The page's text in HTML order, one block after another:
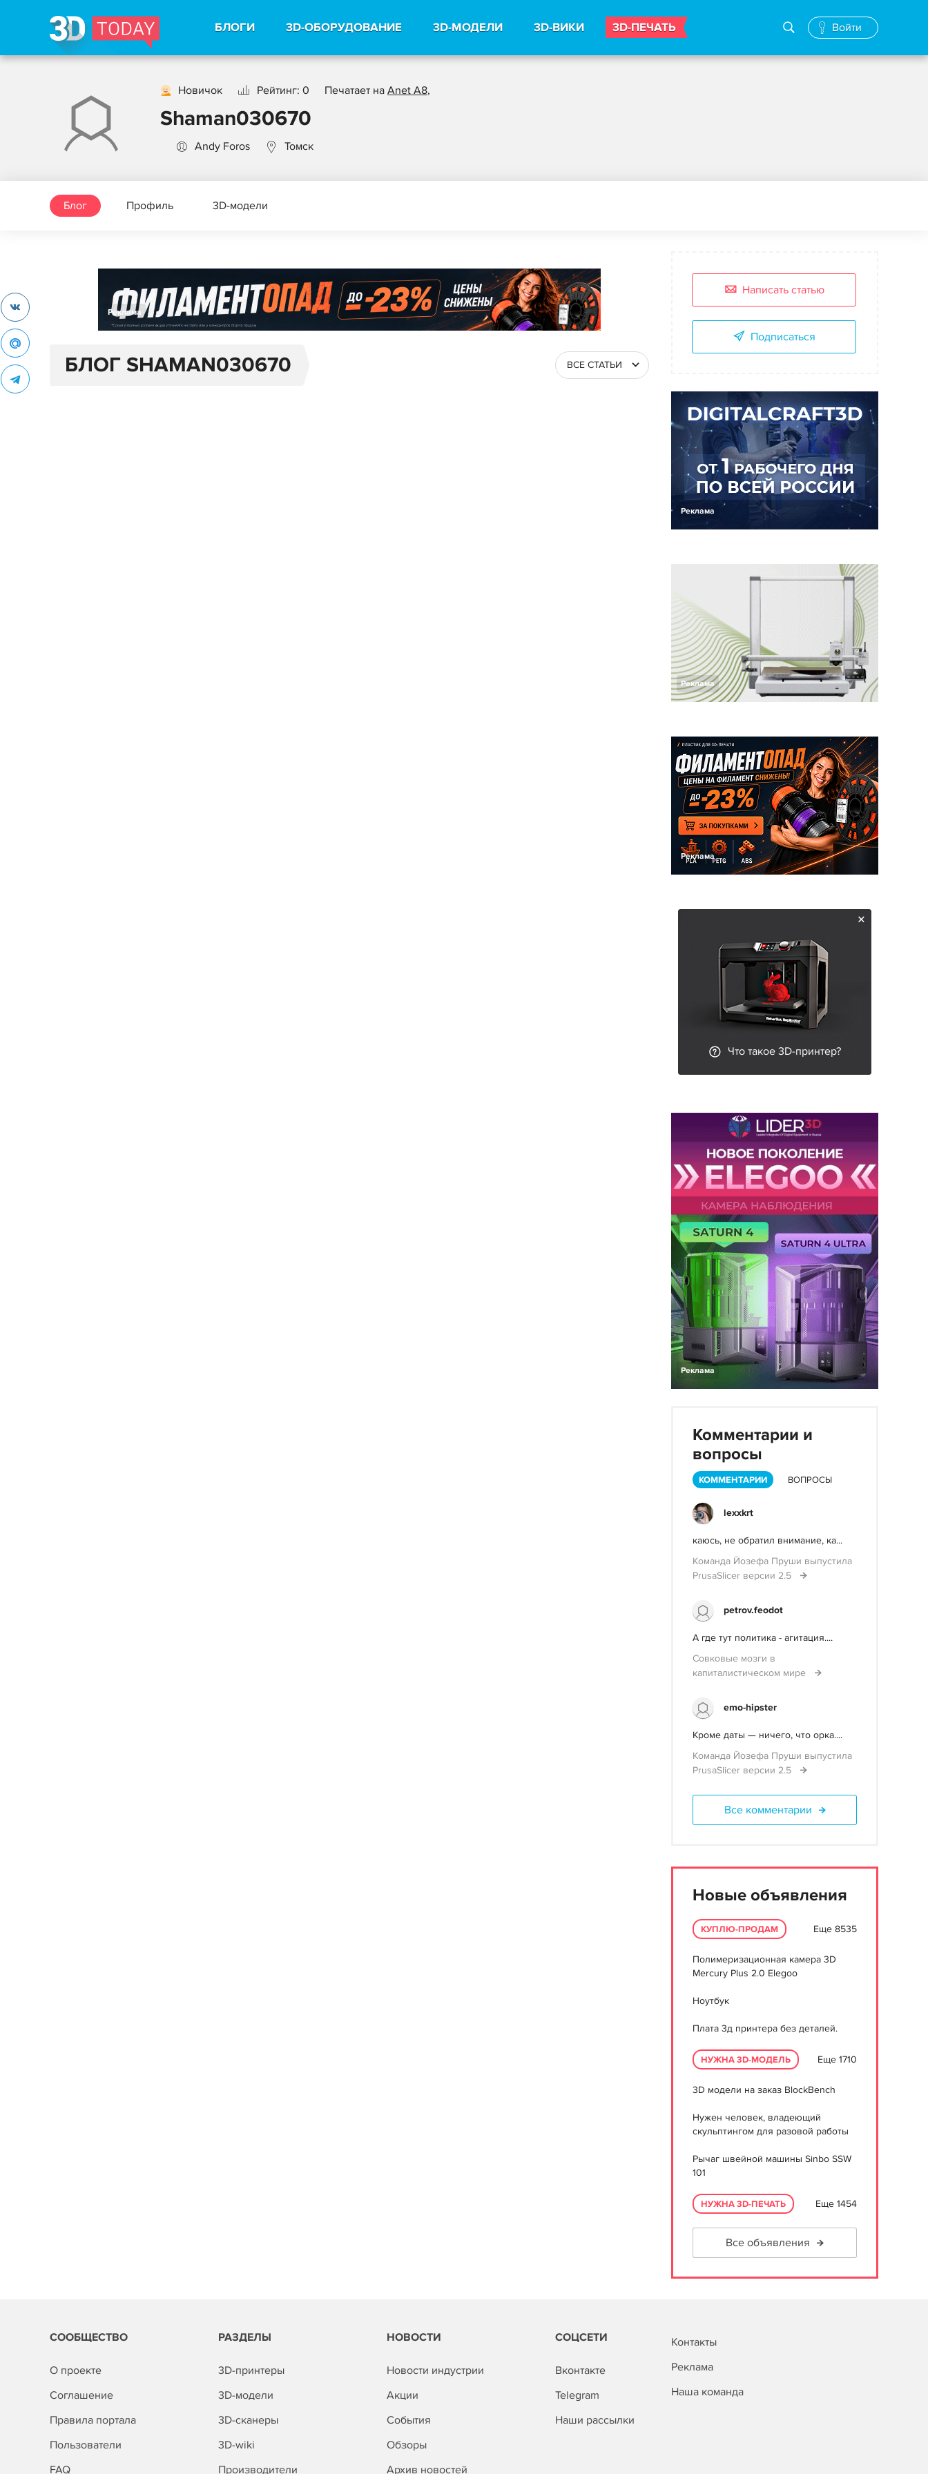
БЛОГИ 3D-ОБОРУДОВАНИЕ 3D-МОДЕЛИ 3D-ВИКИ 3D-ПЕЧАТЬ Войти
Новичок Рейтинг: 0 Печатает на Anet A8,
Shaman030670
Andy Foros Томск
Блог Профиль 3D-модели
Реклама
БЛОГ SHAMAN030670 ВСЕ СТАТЬИ
Написать статью
Подписаться
Реклама
Реклама
Реклама
Что такое 3D-принтер?
Реклама
Комментарии и
вопросы
КОММЕНТАРИИ ВОПРОСЫ
lexxkrt
каюсь, не обратил внимание, ка...
Команда Йозефа Пруши выпустила
PrusaSlicer версии 2.5
petrov.feodot
А где тут политика - агитация....
Совковые мозги в
капиталистическом мире
emo-hipster
Кроме даты — ничего, что орка....
Команда Йозефа Пруши выпустила
PrusaSlicer версии 2.5
Все комментарии
Новые объявления
КУПЛЮ-ПРОДАМ Еще 8535
Полимеризационная камера 3D
Mercury Plus 2.0 Elegoo
Ноутбук
Плата 3д принтера без деталей.
НУЖНА 3D-МОДЕЛЬ Еще 1710
3D модели на заказ BlockBench
Нужен человек, владеющий
скульптингом для разовой работы
Рычаг швейной машины Sinbo SSW
101
НУЖНА 3D-ПЕЧАТЬ Еще 1454
Все объявления
СООБЩЕСТВО
О проекте
Соглашение
Правила портала
Пользователи
FAQ
РАЗДЕЛЫ
3D-принтеры
3D-модели
3D-сканеры
3D-wiki
Производители
НОВОСТИ
Новости индустрии
Акции
События
Обзоры
Архив новостей
СОЦСЕТИ
Вконтакте
Telegram
Наши рассылки
Контакты
Реклама
Наша команда